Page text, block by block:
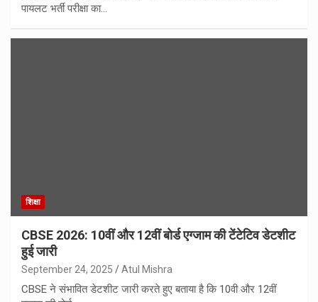
पायलट भर्ती परीक्षा का…
शिक्षा
CBSE 2026: 10वीं और 12वीं बोर्ड एग्जाम की टेंटेटिव डेटशीट
हुई जारी
September 24, 2025 Atul Mishra
CBSE ने संभावित डेटशीट जारी करते हुए बताया है कि 10वी और 12वीं